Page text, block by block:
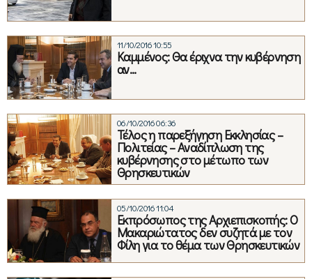
11/10/2016 10:55
Καμμένος: Θα έριχνα την κυβέρνηση
αν…
06/10/2016 06:36
Τέλος η παρεξήγηση Εκκλησίας –
Πολιτείας – Αναδίπλωση της
κυβέρνησης στο μέτωπο των
Θρησκευτικών
05/10/2016 11:04
Εκπρόσωπος της Αρχιεπισκοπής: Ο
Μακαριώτατος δεν συζητά με τον
Φίλη για το θέμα των Θρησκευτικών